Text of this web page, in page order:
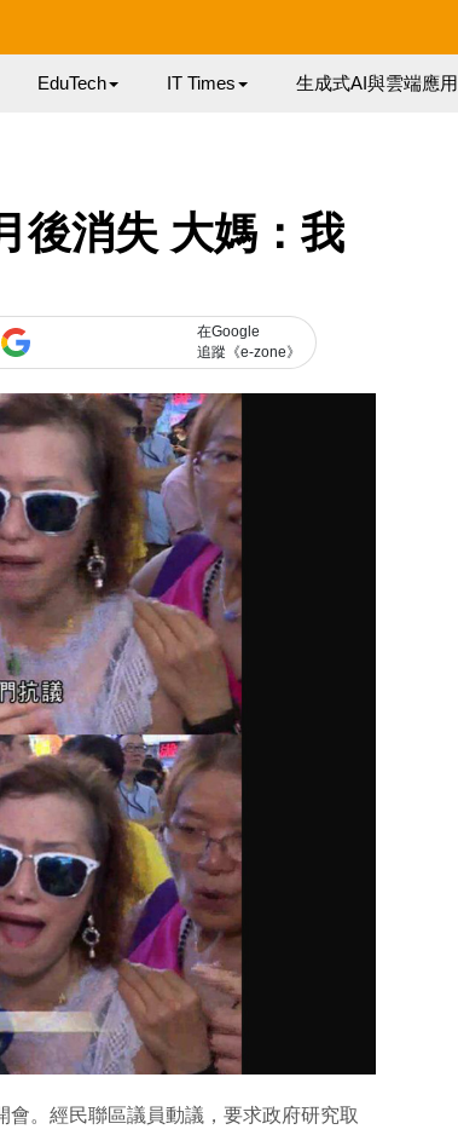
EduTech IT Times 生成式AI與雲端應用
後消失 大媽：我
在Google
追蹤《e-zone》
。經民聯區議員動議，要求政府研究取